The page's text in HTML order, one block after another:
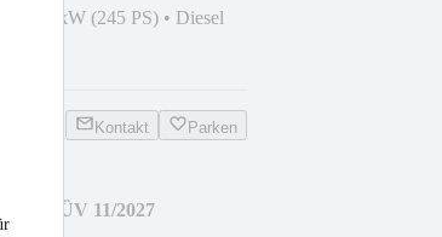
180 kW (245 PS) • Diesel
Kontakt Parken
I TÜV 11/2027